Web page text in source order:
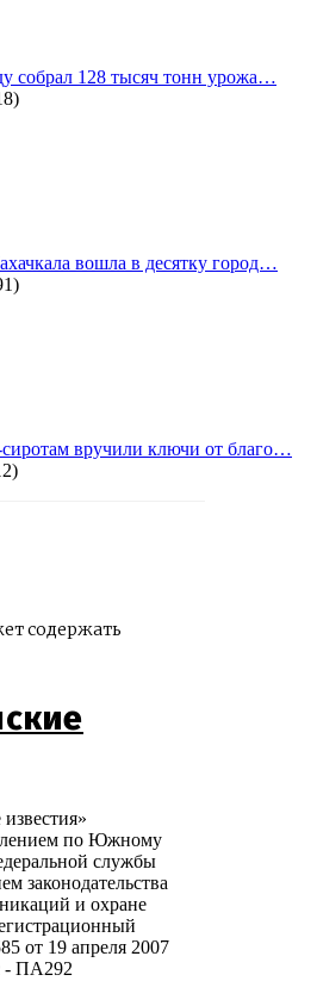
собрал 128 тысяч тонн урожа…
вошла в десятку город…
вручили ключи от благо…
содержать
по Южному
службы
законодательства
и охране
от 19 апреля 2007
- ПА292